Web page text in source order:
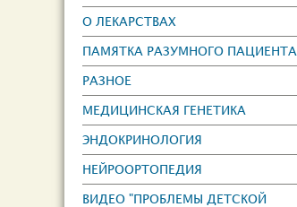
О ЛЕКАРСТВАХ
ПАМЯТКА РАЗУМНОГО ПАЦИЕНТА
РАЗНОЕ
МЕДИЦИНСКАЯ ГЕНЕТИКА
ЭНДОКРИНОЛОГИЯ
НЕЙРООРТОПЕДИЯ
ВИДЕО "ПРОБЛЕМЫ ДЕТСКОЙ